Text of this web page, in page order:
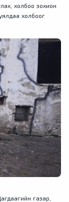
холбоо зохион
холбоог
газар,